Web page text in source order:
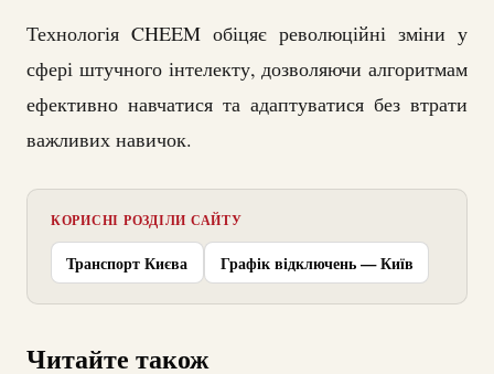
Технологія CHEEM обіцяє революційні зміни у
сфері штучного інтелекту, дозволяючи алгоритмам
ефективно навчатися та адаптуватися без втрати
важливих навичок.
КОРИСНІ РОЗДІЛИ САЙТУ
Транспорт Києва Графік відключень — Київ
Читайте також